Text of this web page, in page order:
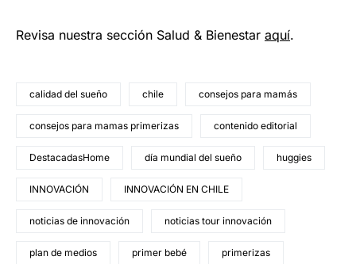
Revisa nuestra sección Salud & Bienestar aquí.
calidad del sueño chile consejos para mamás
consejos para mamas primerizas contenido editorial
DestacadasHome día mundial del sueño huggies
INNOVACIÓN INNOVACIÓN EN CHILE
noticias de innovación noticias tour innovación
plan de medios primer bebé primerizas